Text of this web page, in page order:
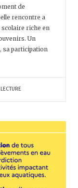
de
rencontre a
scolaire riche en
Un
sa participation